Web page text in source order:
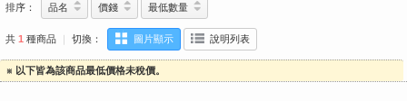
排序： 品名 價錢 最低數量
共 1 種商品 ｜ 切換： 圖片顯示 說明列表
※ 以下皆為該商品最低價格未稅價。